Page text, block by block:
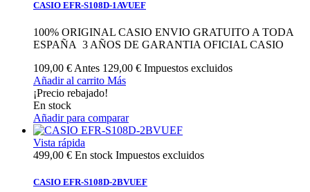
CASIO EFR-S108D-1AVUEF
100% ORIGINAL CASIO ENVIO GRATUITO A TODA
ESPAÑA 3 AÑOS DE GARANTIA OFICIAL CASIO
109,00 € Antes 129,00 € Impuestos excluidos
Añadir al carrito Más
¡Precio rebajado!
En stock
Añadir para comparar
Vista rápida
499,00 € En stock Impuestos excluidos
CASIO EFR-S108D-2BVUEF